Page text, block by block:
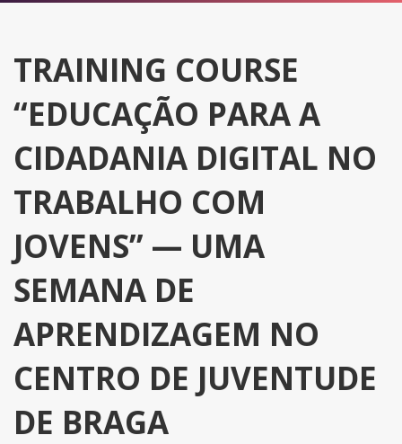
TRAINING COURSE
“EDUCAÇÃO PARA A
CIDADANIA DIGITAL NO
TRABALHO COM
JOVENS” — UMA
SEMANA DE
APRENDIZAGEM NO
CENTRO DE JUVENTUDE
DE BRAGA